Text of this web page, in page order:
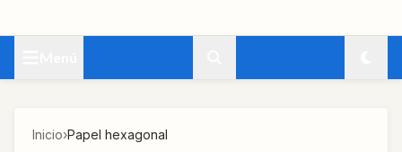
Inicio›Papel hexagonal